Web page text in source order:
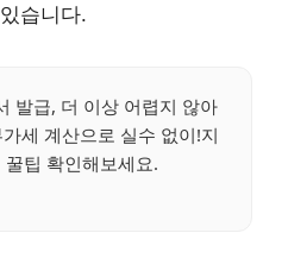
습니다.
발급, 더 이상 어렵지 않아
세 계산으로 실수 없이!지
팁 확인해보세요.